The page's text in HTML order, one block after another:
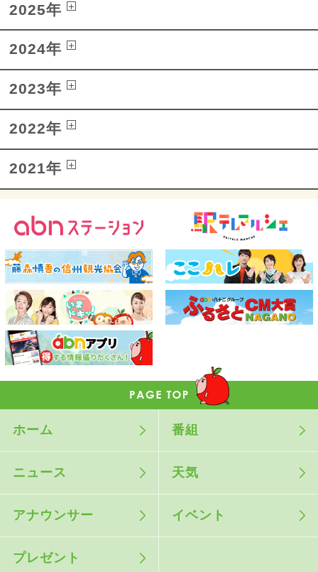
2025年
2024年
2023年
2022年
2021年
ホーム 番組
ニュース 天気
アナウンサー イベント
プレゼント